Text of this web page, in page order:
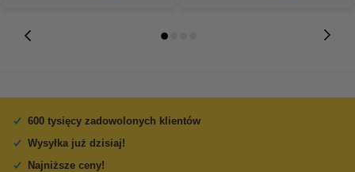
600 tysięcy zadowolonych klientów
Wysyłka już dzisiaj!
Najniższe ceny!